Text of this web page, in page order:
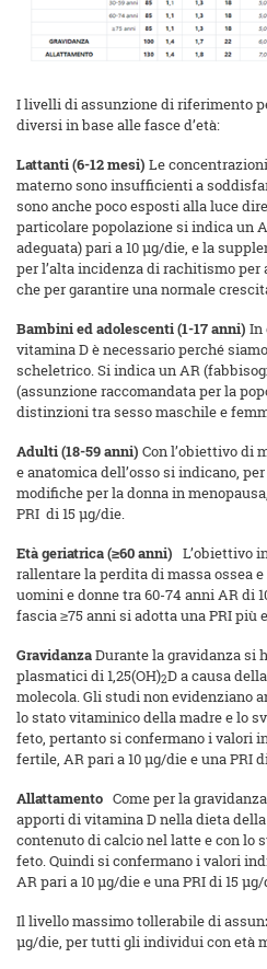
I livelli di assunzione di riferimento
diversi in base alle fasce d’età:
Lattanti (6-12 mesi) Le
materno sono insufficienti a
sono anche poco esposti alla luce
particolare popolazione si indica un
adeguata) pari a 10 µg/die, e la
per l’alta incidenza di rachitismo
che per garantire una normale
Bambini ed adolescenti (1-17 anni) In
vitamina D è necessario perché
scheletrico. Si indica un AR
(assunzione raccomandata per la
distinzioni tra sesso maschile e
Adulti (18-59 anni) Con l’obiettivo di
e anatomica dell’osso si indicano,
modifiche per la donna in
PRI di 15 µg/die.
Età geriatrica (≥60 anni) L’obiettivo
rallentare la perdita di massa ossea
uomini e donne tra 60-74 anni AR di
fascia ≥75 anni si adotta una PRI più
GravidanzaDurante la gravidanza si
plasmatici di 1,25(OH)2D a causa
molecola. Gli studi non evidenziano
lo stato vitaminico della madre e lo
feto, pertanto si confermano i valori
fertile, AR pari a 10 µg/die e una PRI
Allattamento Come per la
apporti di vitamina D nella dieta
contenuto di calcio nel latte e con lo
feto. Quindi si confermano i valori
AR pari a 10 µg/die e una PRI di 15
Il livello massimo tollerabile di
µg/die, per tutti gli individui con età